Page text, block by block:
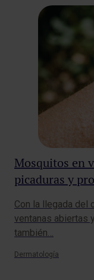
Mosquitos en
picaduras y
Con la llegada del
ventanas abiertas
también…
Dermatología